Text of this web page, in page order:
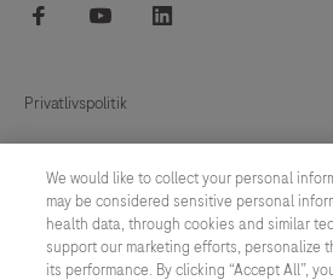
facebook youtube
Privatlivspolitik
Custom Biotech / Bio Industry
We would like to collect your personal
may be considered sensitive personal
health data, through cookies and similar
support our marketing efforts, personalize
its performance. By clicking “Accept All”,